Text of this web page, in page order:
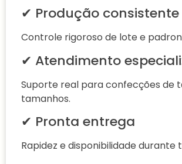
✔ Produção consistente
Controle rigoroso de lote e
✔ Atendimento
Suporte real para confecções de
tamanhos.
✔ Pronta entrega
Rapidez e disponibilidade durante